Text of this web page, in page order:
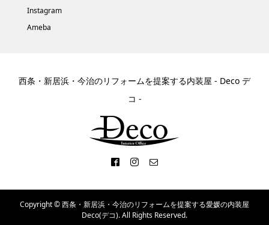
Instagram
Ameba
西条・新居浜・今治のリフォームを提案する内装屋 - Deco デ
コ -
Copyright ©西条・新居浜・今治のリフォームを提案する愛媛の内装屋
Deco(デコ). All Rights Reserved.